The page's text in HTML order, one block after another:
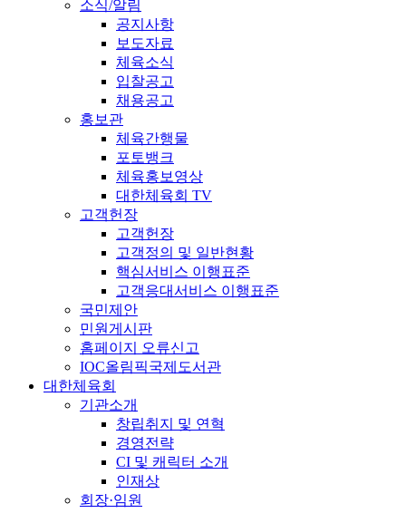
소식/알림
공지사항
보도자료
체육소식
입찰공고
채용공고
홍보관
체육간행물
포토뱅크
체육홍보영상
대한체육회 TV
고객헌장
고객헌장
고객정의 및 일반현황
핵심서비스 이행표준
고객응대서비스 이행표준
국민제안
민원게시판
홈페이지 오류신고
IOC올림픽국제도서관
대한체육회
기관소개
창립취지 및 연혁
경영전략
CI 및 캐릭터 소개
인재상
회장·임원